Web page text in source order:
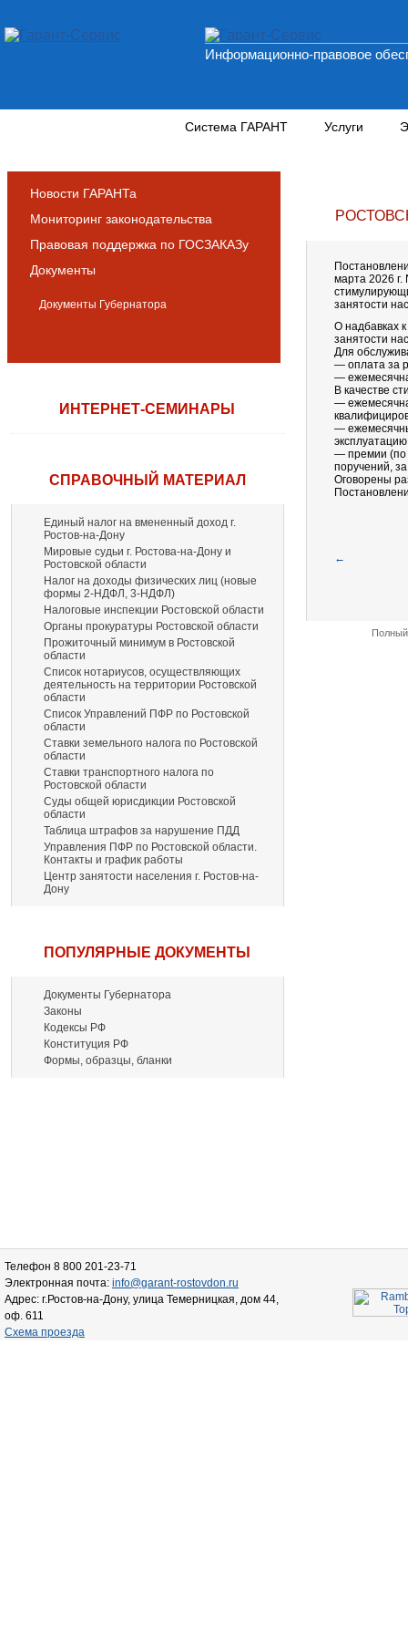
Информационно-правовое
Система ГАРАНТ Услуги
Новости ГАРАНТа
Мониторинг законодательства
Правовая поддержка по ГОСЗАКАЗу
Документы
Документы Губернатора
ИНТЕРНЕТ-СЕМИНАРЫ
СПРАВОЧНЫЙ МАТЕРИАЛ
Единый налог на вмененный доход г.
Ростов-на-Дону
Мировые судьи г. Ростова-на-Дону и
Ростовской области
Налог на доходы физических лиц (новые
формы 2-НДФЛ, 3-НДФЛ)
Налоговые инспекции Ростовской области
Органы прокуратуры Ростовской области
Прожиточный минимум в Ростовской
области
Список нотариусов, осуществляющих
деятельность на территории Ростовской
области
Список Управлений ПФР по Ростовской
области
Ставки земельного налога по Ростовской
области
Ставки транспортного налога по
Ростовской области
Суды общей юрисдикции Ростовской
области
Таблица штрафов за нарушение ПДД
Управления ПФР по Ростовской области.
Контакты и график работы
Центр занятости населения г. Ростов-на-
Дону
ПОПУЛЯРНЫЕ ДОКУМЕНТЫ
Документы Губернатора
Законы
Кодексы РФ
Конституция РФ
Формы, образцы, бланки
марта 2026
занятости
О надбавках
занятости
Для
— оплата за
—
В качестве
—
—
— премии (по
поручений,
Оговорены
←
Телефон 8 800 201-23-71
Электронная почта: info@garant-rostovdon.ru
Адрес: г.Ростов-на-Дону, улица Темерницкая, дом 44,
оф. 611
Схема проезда